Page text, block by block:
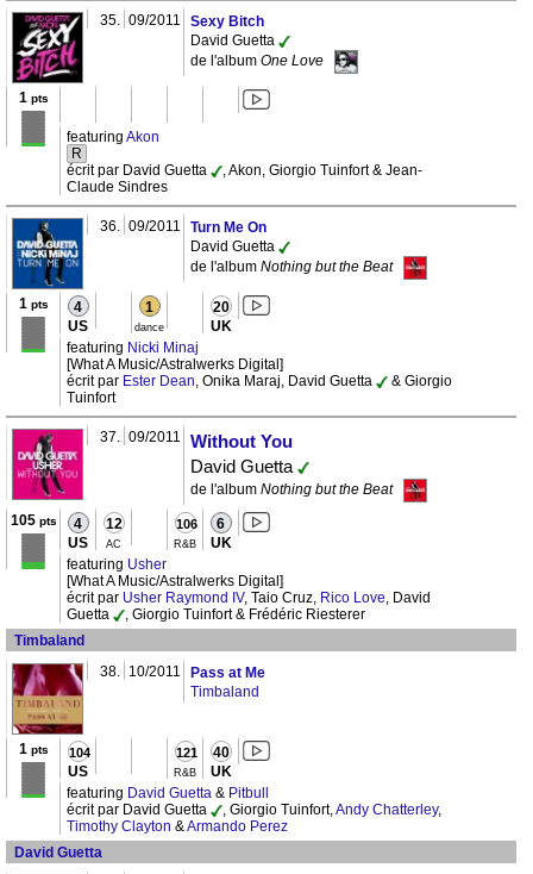
35. 09/2011
Sexy Bitch
David Guetta
de l'album One Love
1pts
featuring Akon
R
écrit par David Guetta
, Akon, Giorgio Tuinfort & Jean-
Claude Sindres
36. 09/2011
Turn Me On
David Guetta
de l'album Nothing but the Beat
1pts 4
US
1
dance
20
UK
featuring Nicki Minaj
[What A Music/Astralwerks Digital]
écrit par Ester Dean, Onika Maraj, David Guetta
& Giorgio
Tuinfort
37. 09/2011
Without You
David Guetta
de l'album Nothing but the Beat
105pts 4
US
12
AC
106
R&B
6
UK
featuring Usher
[What A Music/Astralwerks Digital]
écrit par Usher Raymond IV, Taio Cruz, Rico Love, David
Guetta
, Giorgio Tuinfort & Frédéric Riesterer
Timbaland
38. 10/2011
Pass at Me
Timbaland
1pts
104
US
121
R&B
40
UK
featuring David Guetta & Pitbull
écrit par David Guetta
, Giorgio Tuinfort,Andy Chatterley,
Timothy Clayton &Armando Perez
David Guetta